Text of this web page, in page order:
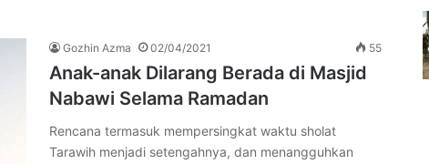
Gozhin Azma 02/04/2021 55
Anak-anak Dilarang Berada di Masjid
Nabawi Selama Ramadan
Rencana termasuk mempersingkat waktu sholat
Tarawih menjadi setengahnya, dan menangguhkan